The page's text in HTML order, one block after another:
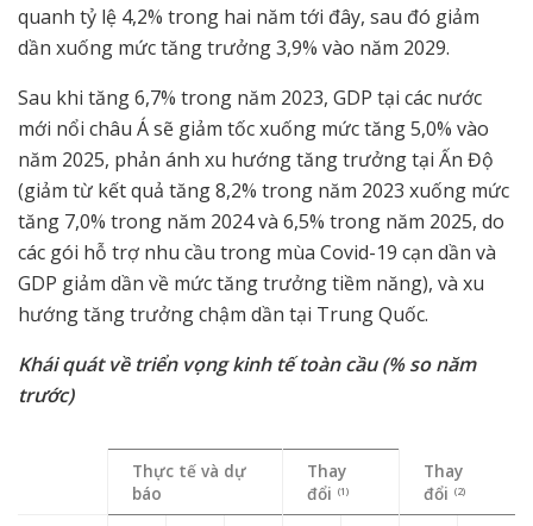
quanh tỷ lệ 4,2% trong hai năm tới đây, sau đó giảm
dần xuống mức tăng trưởng 3,9% vào năm 2029.
Sau khi tăng 6,7% trong năm 2023, GDP tại các nước
mới nổi châu Á sẽ giảm tốc xuống mức tăng 5,0% vào
năm 2025, phản ánh xu hướng tăng trưởng tại Ấn Độ
(giảm từ kết quả tăng 8,2% trong năm 2023 xuống mức
tăng 7,0% trong năm 2024 và 6,5% trong năm 2025, do
các gói hỗ trợ nhu cầu trong mùa Covid-19 cạn dần và
GDP giảm dần về mức tăng trưởng tiềm năng), và xu
hướng tăng trưởng chậm dần tại Trung Quốc.
Khái quát về triển vọng kinh tế toàn cầu (% so năm
trước)
Thực tế và dự
báo
Thay
đổi (1)
Thay
đổi (2)